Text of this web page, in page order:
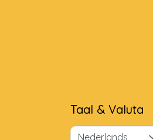
Taal & Valuta